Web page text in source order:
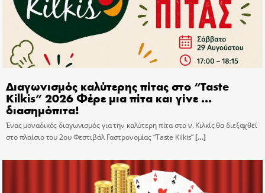
Διαγωνισμός καλύτερης πίτας στο “Taste
Kilkis” 2026 Φέρε μια πίτα και γίνε …
διασημόπιτα!
Ένας μοναδικός διαγωνισμός για την καλύτερη πίτα στο ν. Κιλκίς θα διεξαχθεί
στο πλαίσιο του 2ου Φεστιβάλ Γαστρονομίας “Taste Kilkis”[…]